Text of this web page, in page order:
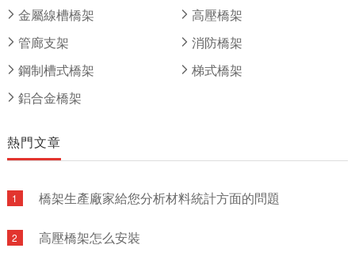
于梅縣區、梅江區、興寧市、豐順縣和五華縣
科學城和廣州開發區的先進發展模式和發展經
驗，運用廣州對口幫扶的優勢，打造成廣州工
金屬線槽橋架
高壓橋架
管廊支架
消防橋架
鋼制槽式橋架
梯式橋架
鋁合金橋架
熱門文章
1 橋架生產廠家給您分析材料統計方面的問題
2 高壓橋架怎么安裝